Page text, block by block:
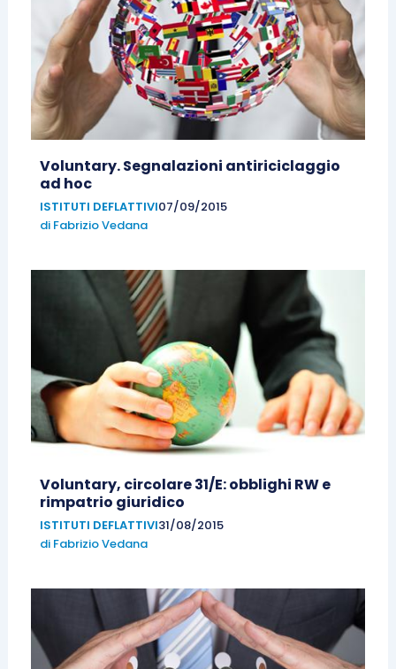
Voluntary. Segnalazioni antiriciclaggio
ad hoc
ISTITUTI DEFLATTIVI07/09/2015
di Fabrizio Vedana
Voluntary, circolare 31/E: obblighi RW e
rimpatrio giuridico
ISTITUTI DEFLATTIVI31/08/2015
di Fabrizio Vedana